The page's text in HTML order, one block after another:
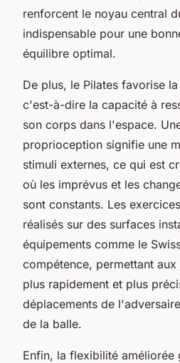
renforcent le noyau central
indispensable pour une
équilibre optimal.
De plus, le Pilates favorise la
c'est-à-dire la capacité à
son corps dans l'espace.
proprioception signifie une
stimuli externes, ce qui est
où les imprévus et les
sont constants. Les
réalisés sur des surfaces
équipements comme le
compétence, permettant
plus rapidement et plus
déplacements de
de la balle.
Enfin, la flexibilité améliorée